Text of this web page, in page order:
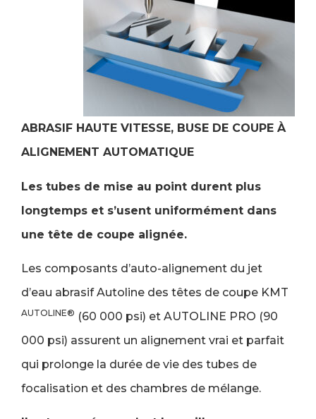
ABRASIF HAUTE VITESSE, BUSE DE COUPE À
ALIGNEMENT AUTOMATIQUE
Les tubes de mise au point durent plus
longtemps et s’usent uniformément dans
une tête de coupe alignée.
Les composants d’auto-alignement du jet
d’eau abrasif Autoline des têtes de coupe KMT
AUTOLINE® (60 000 psi) et AUTOLINE PRO (90
000 psi) assurent un alignement vrai et parfait
qui prolonge la durée de vie des tubes de
focalisation et des chambres de mélange.